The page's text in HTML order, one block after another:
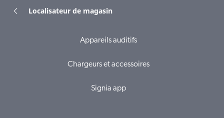
Localisateur de magasin
Appareils auditifs
Chargeurs et accessoires
Signia app